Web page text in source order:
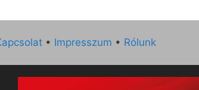
• Impresszum • Rólunk